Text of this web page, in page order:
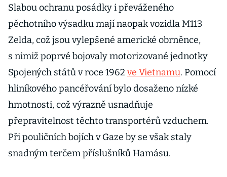
Slabou ochranu posádky i převáženého
pěchotního výsadku mají naopak vozidla M113
Zelda, což jsou vylepšené americké obrněnce,
s nimiž poprvé bojovaly motorizované jednotky
Spojených států v roce 1962 ve Vietnamu. Pomocí
hliníkového pancéřování bylo dosaženo nízké
hmotnosti, což výrazně usnadňuje
přepravitelnost těchto transportérů vzduchem.
Při pouličních bojích v Gaze by se však staly
snadným terčem příslušníků Hamásu.